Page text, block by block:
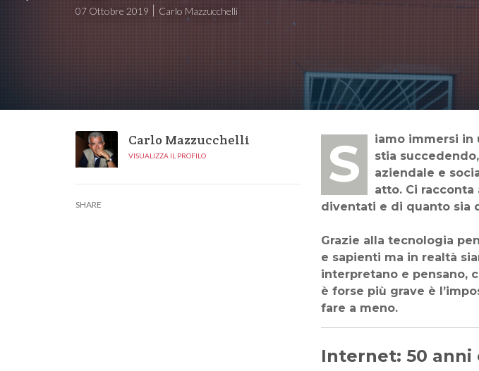
07 Ottobre 2019 Carlo Mazzucchelli
Carlo Mazzucchelli
VISUALIZZA IL PROFILO
SHARE
Siamo immersi in un mondo tecnologico che ci obbliga a cercare di capire cosa
stia
aziendale e
atto. Ci
diventati e di quanto sia
Grazie alla tecnologia
e sapienti ma in realtà
interpretano e pensano,
è forse più grave è
fare a meno.
Internet: 50 anni